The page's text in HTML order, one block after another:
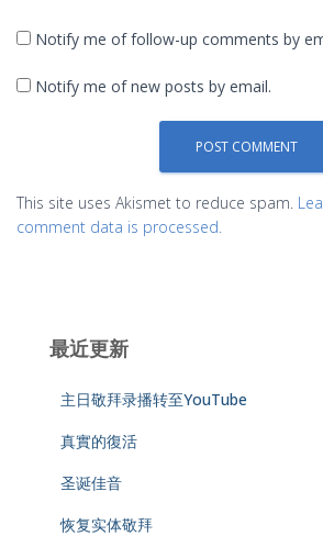
Notify me of follow-up comments by
Notify me of new posts by email.
This site uses Akismet to reduce spam.
comment data is processed.
最近更新
主日敬拜录播转至YouTube
真實的復活
圣诞佳音
恢复实体敬拜